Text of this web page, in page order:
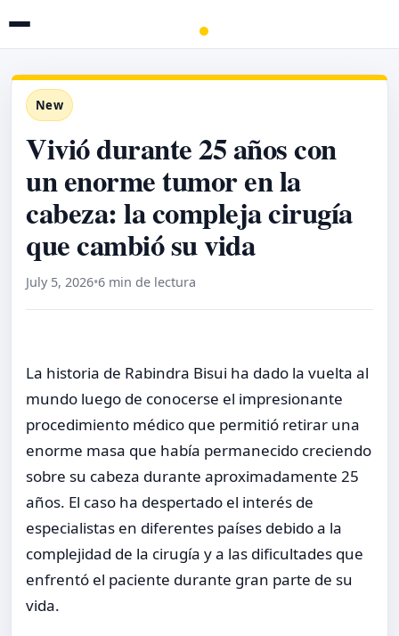
New
Vivió durante 25 años con
un enorme tumor en la
cabeza: la compleja cirugía
que cambió su vida
July 5, 2026•6 min de lectura
La historia de Rabindra Bisui ha dado la vuelta al
mundo luego de conocerse el impresionante
procedimiento médico que permitió retirar una
enorme masa que había permanecido creciendo
sobre su cabeza durante aproximadamente 25
años. El caso ha despertado el interés de
especialistas en diferentes países debido a la
complejidad de la cirugía y a las dificultades que
enfrentó el paciente durante gran parte de su
vida.